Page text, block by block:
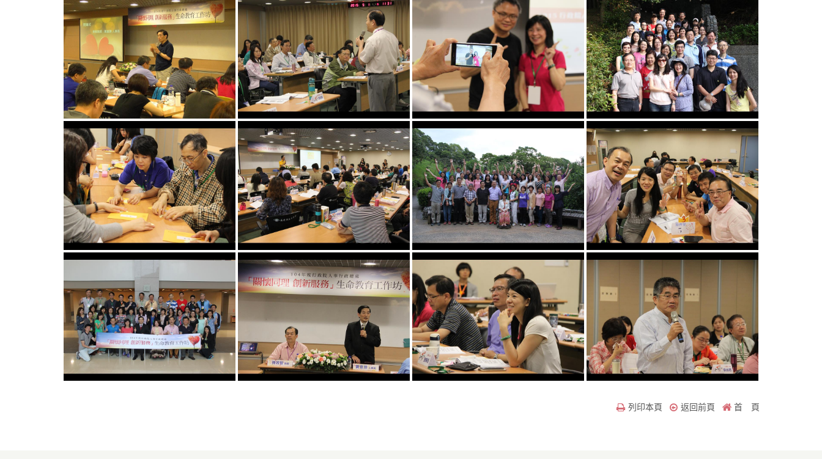
列印本頁 返回前頁 首 頁